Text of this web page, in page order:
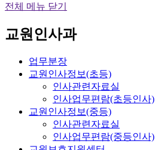
전체 메뉴 닫기
교원인사과
업무분장
교원인사정보(초등)
인사관련자료실
인사업무편람(초등인사)
교원인사정보(중등)
인사관련자료실
인사업무편람(중등인사)